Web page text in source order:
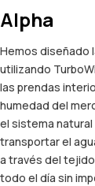
Alpha
Hemos diseñado
utilizando
las prendas
humedad del
el sistema
transportar el
a través del
todo el día sin